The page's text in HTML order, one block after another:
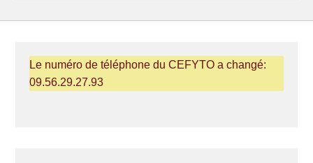
Le numéro de téléphone du CEFYTO a changé:
09.56.29.27.93